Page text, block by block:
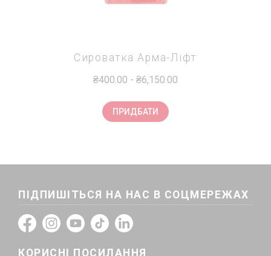
Cироватка Арма-Ліфт
₴400.00 - ₴6,150.00
ПРИДБАТИ
ПІДПИШІТЬСЯ НА НАС В СОЦМЕРЕЖАХ
КОРИСНІ ПОСИЛАННЯ